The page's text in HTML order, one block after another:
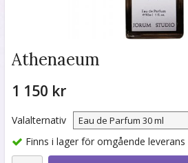
Athenaeum
1 150 kr
Valalternativ
Finns i lager för omgående leverans